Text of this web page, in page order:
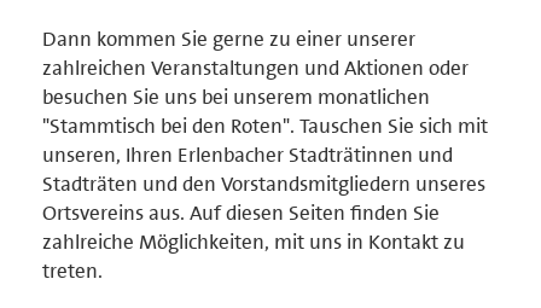
Dann kommen Sie gerne zu einer unserer
zahlreichen Veranstaltungen und Aktionen oder
besuchen Sie uns bei unserem monatlichen
"Stammtisch bei den Roten". Tauschen Sie sich mit
unseren, Ihren Erlenbacher Stadträtinnen und
Stadträten und den Vorstandsmitgliedern unseres
Ortsvereins aus. Auf diesen Seiten finden Sie
zahlreiche Möglichkeiten, mit uns in Kontakt zu
treten.